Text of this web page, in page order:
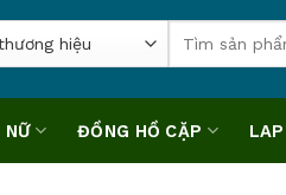
Tìm
kiếm:
NỮ ĐỒNG HỒ CẶP